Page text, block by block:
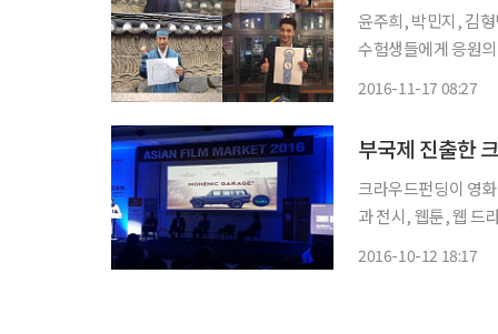
윤주희, 박민지, 김
수험생들에게 응원의 메시지를 전했다. 17일 열
2016-11-17 08:27
부국제 진출한
크라우드펀딩이 영
과 전시, 웹툰, 웹 드라
2016-10-12 18:17